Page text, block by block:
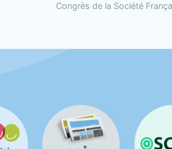
Congrès de la Société